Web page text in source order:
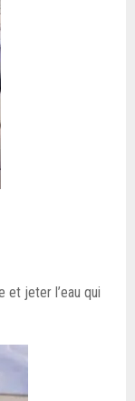
et jeter l’eau qui